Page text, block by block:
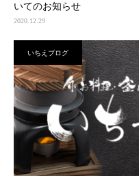
いてのお知らせ
2020.12.29
いちえブログ